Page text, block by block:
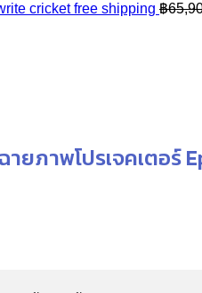
cricket free shipping ฿
ายภาพโปรเจคเตอร์